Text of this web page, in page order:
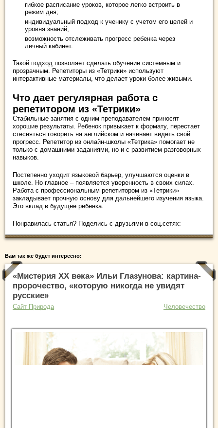
гибкое расписание уроков, которое легко встроить в
режим дня;
индивидуальный подход к ученику с учетом его целей и
уровня знаний;
возможность отслеживать прогресс ребенка через
личный кабинет.
Такой подход позволяет сделать обучение системным и
прозрачным. Репетиторы из «Тетрики» используют
интерактивные материалы, что делает уроки более живыми.
Что дает регулярная работа с
репетитором из «Тетрики»
Стабильные занятия с одним преподавателем приносят
хорошие результаты. Ребенок привыкает к формату, перестает
стесняться говорить на английском и начинает видеть свой
прогресс. Репетитор из онлайн-школы «Тетрика» помогает не
только с домашними заданиями, но и с развитием разговорных
навыков.
Постепенно уходит языковой барьер, улучшаются оценки в
школе. Но главное – появляется уверенность в своих силах.
Работа с профессиональным репетитором из «Тетрики»
закладывает прочную основу для дальнейшего изучения языка.
Это вклад в будущее ребенка.
Понравилась статья? Поделись с друзьями в соц.сетях:
Вам так же будет интересно:
«Мистерия XX века» Ильи Глазунова: картина-
пророчество, «которую никогда не увидят
русские»
Сайт Природа Человечество